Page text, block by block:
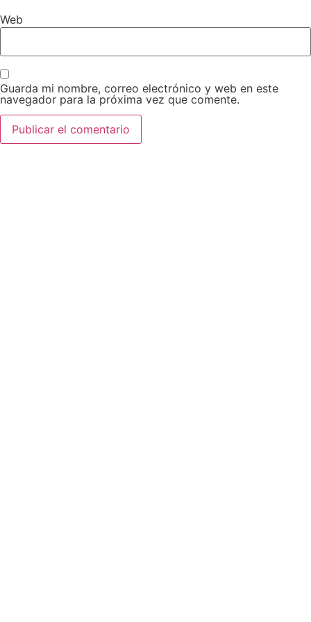
Web
Guarda mi nombre, correo electrónico y web en este
navegador para la próxima vez que comente.